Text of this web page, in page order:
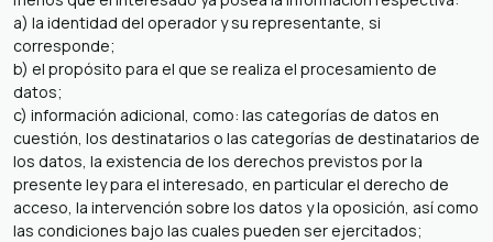
a) la identidad del operador y su representante, si
corresponde;
b) el propósito para el que se realiza el procesamiento de
datos;
c) información adicional, como: las categorías de datos en
cuestión, los destinatarios o las categorías de destinatarios de
los datos, la existencia de los derechos previstos por la
presente ley para el interesado, en particular el derecho de
acceso, la intervención sobre los datos y la oposición, así como
las condiciones bajo las cuales pueden ser ejercitados;